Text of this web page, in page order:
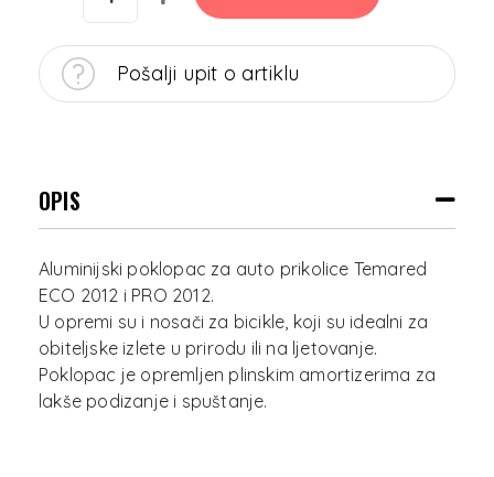
Pošalji upit o artiklu
OPIS
Aluminijski poklopac za auto prikolice Temared
ECO 2012 i PRO 2012.
U opremi su i nosači za bicikle, koji su idealni za
obiteljske izlete u prirodu ili na ljetovanje.
Poklopac je opremljen plinskim amortizerima za
lakše podizanje i spuštanje.